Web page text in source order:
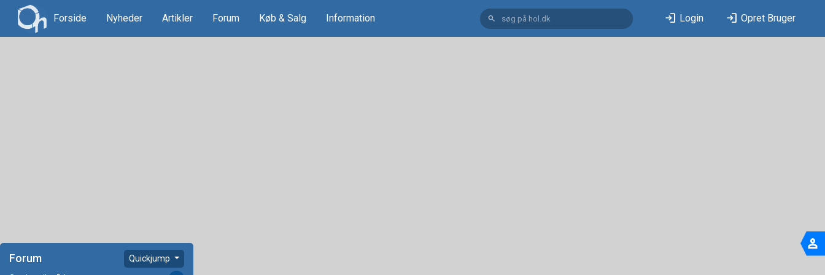
Forside Nyheder Artikler Forum Køb & Salg Information search login Login login Opret Bruger
Forum Quickjump
person